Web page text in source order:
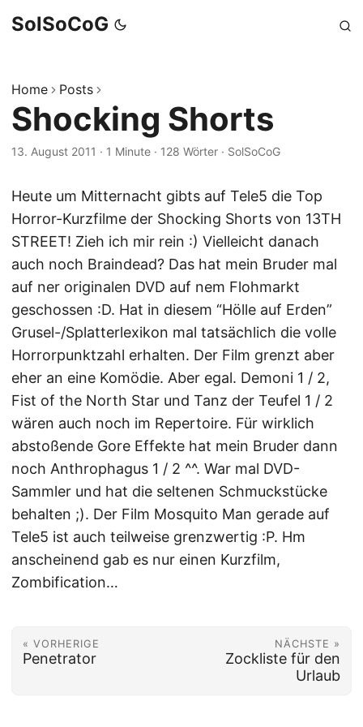
SolSoCoG
Home Posts
Shocking Shorts
13. August 2011 · 1 Minute · 128 Wörter · SolSoCoG
Heute um Mitternacht gibts auf Tele5 die Top
Horror-Kurzfilme der Shocking Shorts von 13TH
STREET! Zieh ich mir rein :) Vielleicht danach
auch noch Braindead? Das hat mein Bruder mal
auf ner originalen DVD auf nem Flohmarkt
geschossen :D. Hat in diesem “Hölle auf Erden”
Grusel-/Splatterlexikon mal tatsächlich die volle
Horrorpunktzahl erhalten. Der Film grenzt aber
eher an eine Komödie. Aber egal. Demoni 1 / 2,
Fist of the North Star und Tanz der Teufel 1 / 2
wären auch noch im Repertoire. Für wirklich
abstoßende Gore Effekte hat mein Bruder dann
noch Anthrophagus 1 / 2 ^^. War mal DVD-
Sammler und hat die seltenen Schmuckstücke
behalten ;). Der Film Mosquito Man gerade auf
Tele5 ist auch teilweise grenzwertig :P. Hm
anscheinend gab es nur einen Kurzfilm,
Zombification…
« VORHERIGE
Penetrator
NÄCHSTE »
Zockliste für den
Urlaub